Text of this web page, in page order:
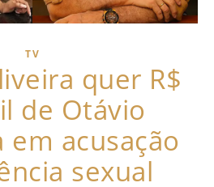
TV
quer R$
de Otávio
em acusação
sexual